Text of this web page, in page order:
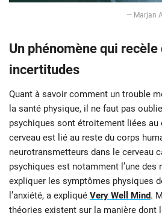
— Marjan
Un phénomène qui
incertitudes
Quant à savoir comment un trouble
la santé physique, il ne faut pas
psychiques sont étroitement liées au
cerveau est lié au reste du corps
neurotransmetteurs dans le cerveau
psychiques est notamment l’une des
expliquer les symptômes physiques
l’anxiété, a expliqué Very Well Mind.
théories existent sur la manière dont